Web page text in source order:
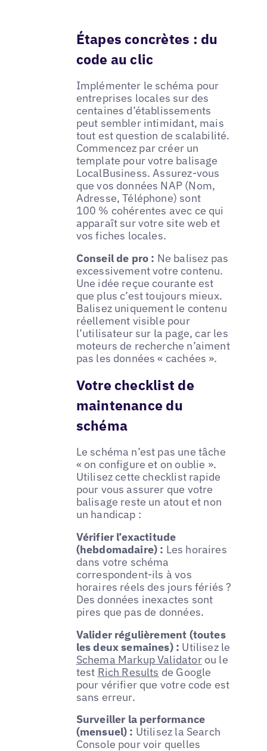
Étapes concrètes : du
code au clic
Implémenter le schéma pour
entreprises locales sur des
centaines d’établissements
peut sembler intimidant, mais
tout est question de scalabilité.
Commencez par créer un
template pour votre balisage
LocalBusiness. Assurez-vous
que vos données NAP (Nom,
Adresse, Téléphone) sont
100 % cohérentes avec ce qui
apparaît sur votre site web et
vos fiches locales.
Conseil de pro : Ne balisez pas
excessivement votre contenu.
Une idée reçue courante est
que plus c’est toujours mieux.
Balisez uniquement le contenu
réellement visible pour
l’utilisateur sur la page, car les
moteurs de recherche n’aiment
pas les données « cachées ».
Votre checklist de
maintenance du
schéma
Le schéma n’est pas une tâche
« on configure et on oublie ».
Utilisez cette checklist rapide
pour vous assurer que votre
balisage reste un atout et non
un handicap :
Vérifier l’exactitude
(hebdomadaire) : Les horaires
dans votre schéma
correspondent-ils à vos
horaires réels des jours fériés ?
Des données inexactes sont
pires que pas de données.
Valider régulièrement (toutes
les deux semaines) : Utilisez le
Schema Markup Validatorou le
test Rich Results de Google
pour vérifier que votre code est
sans erreur.
Surveiller la performance
(mensuel) : Utilisez la Search
Console pour voir quelles